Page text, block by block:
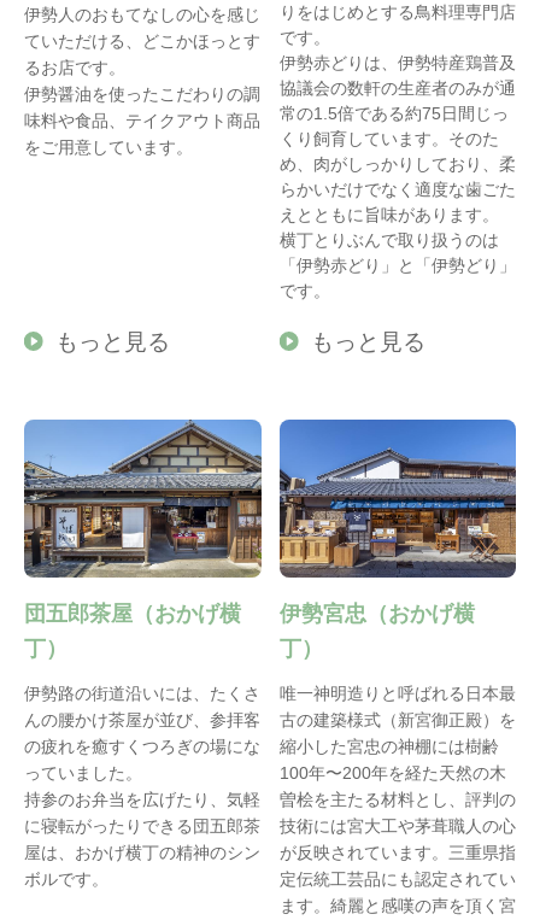
伊勢人のおもてなしの心を感じ
ていただける、どこかほっとす
るお店です。
伊勢醤油を使ったこだわりの調
味料や食品、テイクアウト商品
をご用意しています。
もっと見る
りをはじめとする鳥料理専門店
です。
伊勢赤どりは、伊勢特産鶏普及
協議会の数軒の生産者のみが通
常の1.5倍である約75日間じっ
くり飼育しています。そのた
め、肉がしっかりしており、柔
らかいだけでなく適度な歯ごた
えとともに旨味があります。
横丁とりぶんで取り扱うのは
「伊勢赤どり」と「伊勢どり」
です。
もっと見る
団五郎茶屋（おかげ横
丁）
伊勢路の街道沿いには、たくさ
んの腰かけ茶屋が並び、参拝客
の疲れを癒すくつろぎの場にな
っていました。
持参のお弁当を広げたり、気軽
に寝転がったりできる団五郎茶
屋は、おかげ横丁の精神のシン
ボルです。
伊勢宮忠（おかげ横
丁）
唯一神明造りと呼ばれる日本最
古の建築様式（新宮御正殿）を
縮小した宮忠の神棚には樹齢
100年〜200年を経た天然の木
曽桧を主たる材料とし、評判の
技術には宮大工や茅葺職人の心
が反映されています。三重県指
定伝統工芸品にも認定されてい
ます。綺麗と感嘆の声を頂く宮